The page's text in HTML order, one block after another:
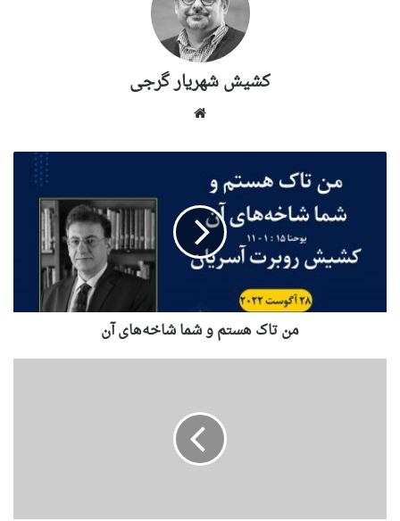
کشیش شهریار گرجى
من تاک هستم و شما شاخه‌های آن